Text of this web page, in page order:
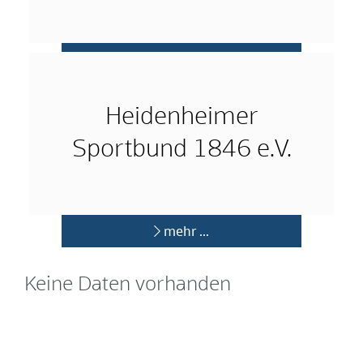
Heidenheimer
Sportbund 1846 e.V.
mehr …
Keine Daten vorhanden